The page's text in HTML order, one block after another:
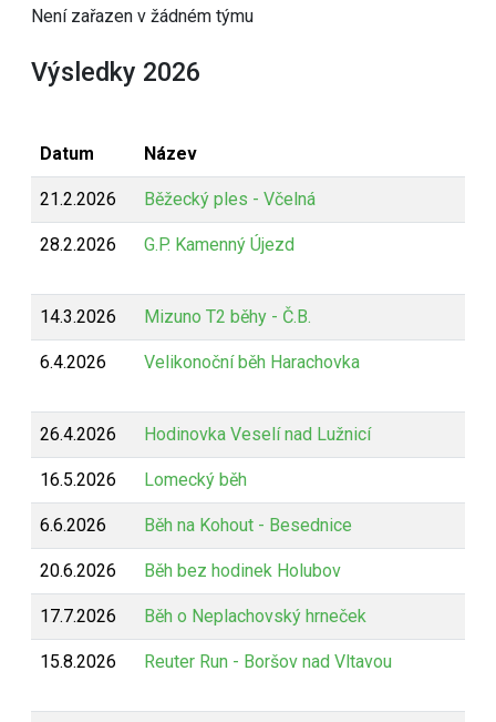
Není zařazen v žádném týmu
Výsledky 2026
Datum Název
21.2.2026 Běžecký ples - Včelná
28.2.2026 G.P. Kamenný Újezd
14.3.2026 Mizuno T2 běhy - Č.B.
6.4.2026 Velikonoční běh Harachovka
26.4.2026 Hodinovka Veselí nad Lužnicí
16.5.2026 Lomecký běh
6.6.2026 Běh na Kohout - Besednice
20.6.2026 Běh bez hodinek Holubov
17.7.2026 Běh o Neplachovský hrneček
15.8.2026 Reuter Run - Boršov nad Vltavou